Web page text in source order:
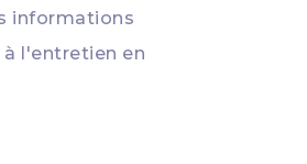
informations
l'entretien en